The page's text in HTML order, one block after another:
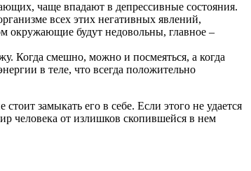
чаще впадают в депрессивные состояния.
всех этих негативных явлений,
окружающие будут недовольны, главное –
Когда смешно, можно и посмеяться, а когда
в теле, что всегда положительно
замыкать его в себе. Если этого не удается
человека от излишков скопившейся в нем